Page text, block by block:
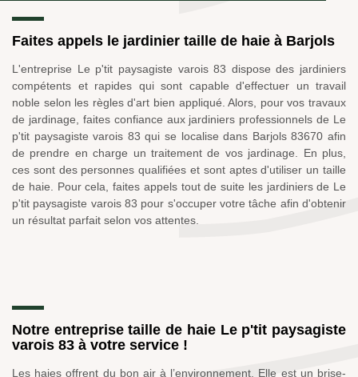
Faites appels le jardinier taille de haie à Barjols
L'entreprise Le p'tit paysagiste varois 83 dispose des jardiniers
compétents et rapides qui sont capable d'effectuer un travail
noble selon les règles d'art bien appliqué. Alors, pour vos travaux
de jardinage, faites confiance aux jardiniers professionnels de Le
p'tit paysagiste varois 83 qui se localise dans Barjols 83670 afin
de prendre en charge un traitement de vos jardinage. En plus,
ces sont des personnes qualifiées et sont aptes d'utiliser un taille
de haie. Pour cela, faites appels tout de suite les jardiniers de Le
p'tit paysagiste varois 83 pour s'occuper votre tâche afin d'obtenir
un résultat parfait selon vos attentes.
Notre entreprise taille de haie Le p'tit paysagiste
varois 83 à votre service !
Les haies offrent du bon air à l’environnement. Elle est un brise-